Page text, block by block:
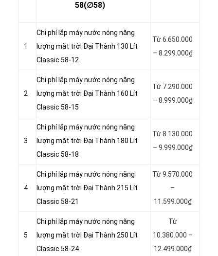
58(∅58)
1
Chi phí lắp máy nước nóng năng
lượng mặt trời Đại Thành 130 Lít
Classic 58-12
Từ 6.650.000
– 8.299.000₫
2
Chi phí lắp máy nước nóng năng
lượng mặt trời Đại Thành 160 Lít
Classic 58-15
Từ 7.290.000
– 8.999.000₫
3
Chi phí lắp máy nước nóng năng
lượng mặt trời Đại Thành 180 Lít
Classic 58-18
Từ 8.130.000
– 9.999.000₫
4
Chi phí lắp máy nước nóng năng
lượng mặt trời Đại Thành 215 Lít
Classic 58-21
Từ 9.570.000
–
11.599.000₫
5
Chi phí lắp máy nước nóng năng
lượng mặt trời Đại Thành 250 Lít
Classic 58-24
Từ
10.380.000 –
12.499.000₫